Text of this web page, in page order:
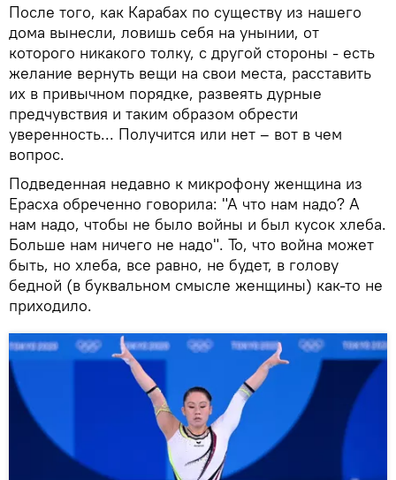
После того, как Карабах по существу из нашего
дома вынесли, ловишь себя на унынии, от
которого никакого толку, с другой стороны - есть
желание вернуть вещи на свои места, расставить
их в привычном порядке, развеять дурные
предчувствия и таким образом обрести
уверенность... Получится или нет – вот в чем
вопрос.
Подведенная недавно к микрофону женщина из
Ерасха обреченно говорила: "А что нам надо? А
нам надо, чтобы не было войны и был кусок хлеба.
Больше нам ничего не надо". То, что война может
быть, но хлеба, все равно, не будет, в голову
бедной (в буквальном смысле женщины) как-то не
приходило.